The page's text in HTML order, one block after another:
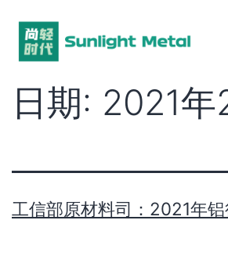
日期: 2021年
工信部原材料司：2021年